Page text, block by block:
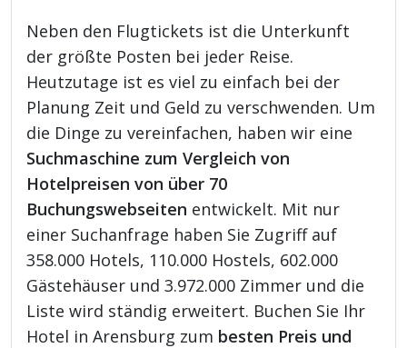
Neben den Flugtickets ist die Unterkunft
der größte Posten bei jeder Reise.
Heutzutage ist es viel zu einfach bei der
Planung Zeit und Geld zu verschwenden. Um
die Dinge zu vereinfachen, haben wir eine
Suchmaschine zum Vergleich von
Hotelpreisen von über 70
Buchungswebseiten entwickelt. Mit nur
einer Suchanfrage haben Sie Zugriff auf
358.000 Hotels, 110.000 Hostels, 602.000
Gästehäuser und 3.972.000 Zimmer und die
Liste wird ständig erweitert. Buchen Sie Ihr
Hotel in Arensburg zum besten Preis und